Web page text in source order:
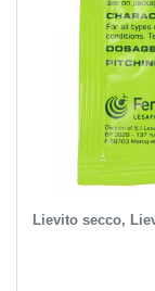
Lievito secco,